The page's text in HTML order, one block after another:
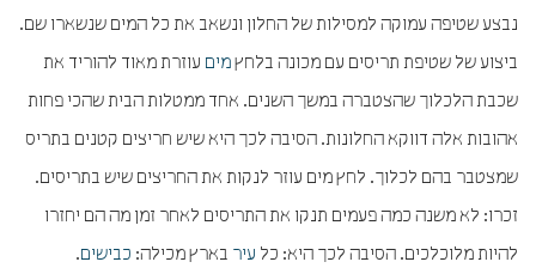
נבצע שטיפה עמוקה למסילות של החלון ונשאב את כל המים שנשארו שם.
ביצוע של שטיפת תריסים עם מכונה בלחץמים עוזרת מאוד להוריד את
שכבת הלכלוך שהצטברה במשך השנים. אחד ממטלות הבית שהכי פחות
אהובות אלה דווקא החלונות. הסיבה לכך היא שיש חריצים קטנים בתריס
שמצטבר בהם לכלוך. לחץ מים עוזר לנקות את החריצים שיש בתריסים.
זכרו: לא משנה כמה פעמים תנקו את התריסים לאחר זמן מה הם יחזרו
להיות מלוכלכים. הסיבה לכך היא: כל עיר בארץ מכילה: כבישים.